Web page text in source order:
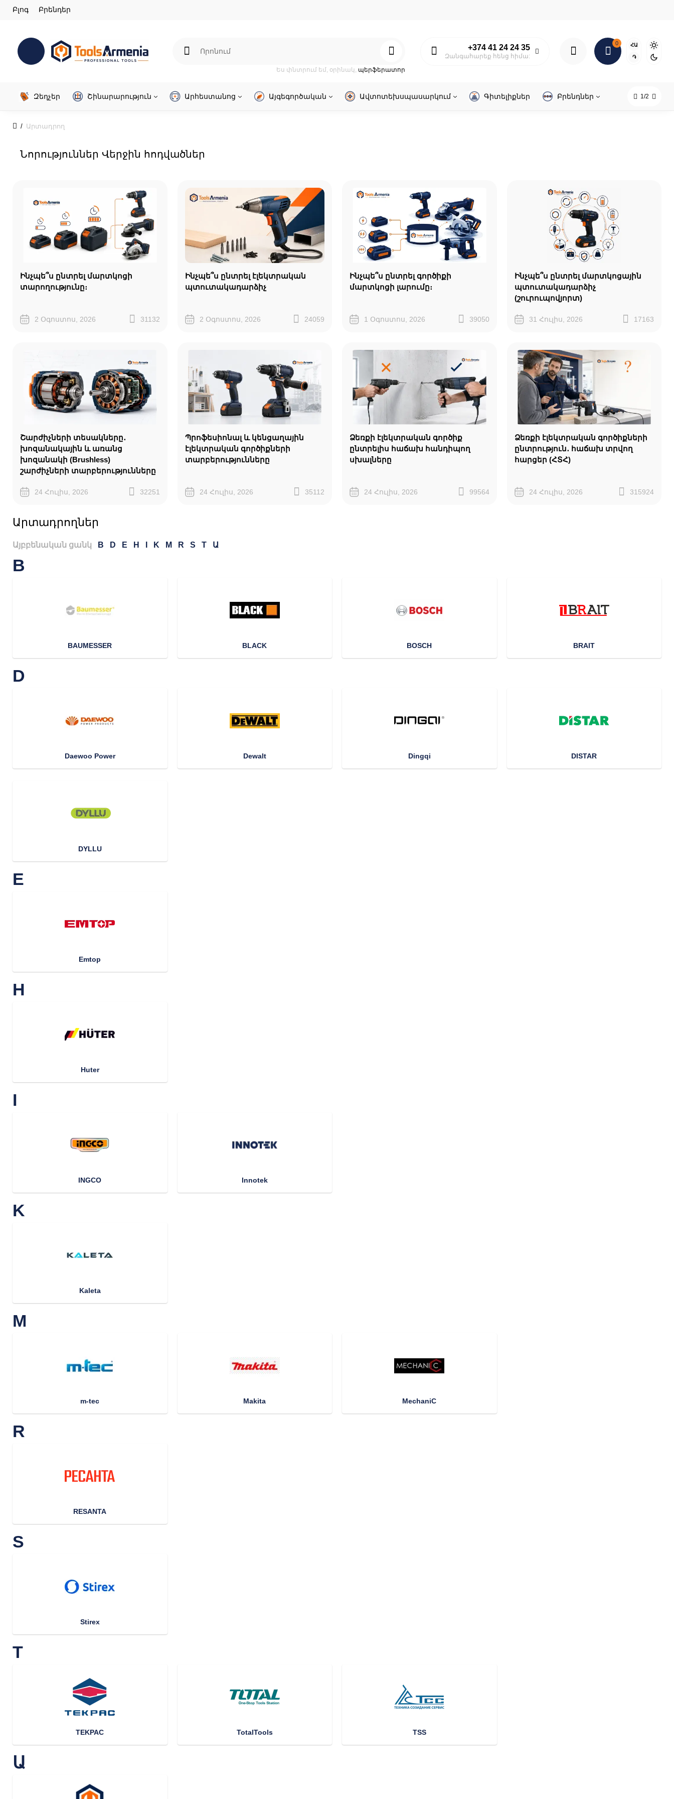
Բլոգ Բրենդեր
+374 41 24 24 35
Զանգահարեք հենց հիմա:
Ես փնտրում եմ, օրինակ, պերֆերատոր
0 ՀԱ
֏
Զեղչեր Շինարարություն Արհեստանոց Այգեգործական Ավտոտեխսպասարկում Գիտելիքներ Բրենդներ 1/2
Արտադրող
Նորություններ Վերջին հոդվածներ
Ինչպե՞ս ընտրել մարտկոցի
տարողությունը։
2 Օգոստոս, 2026 31132
Ինչպե՞ս ընտրել էլեկտրական
պտուտակադարձիչ
2 Օգոստոս, 2026 24059
Ինչպե՞ս ընտրել գործիքի
մարտկոցի լարումը։
1 Օգոստոս, 2026 39050
Ինչպե՞ս ընտրել մարտկոցային
պտուտակադարձիչ
(շուրուպովյորտ)
31 Հուլիս, 2026 17163
Շարժիչների տեսակները․
խոզանակային և առանց
խոզանակի (Brushless)
շարժիչների տարբերությունները
24 Հուլիս, 2026 32251
Պրոֆեսիոնալ և կենցաղային
էլեկտրական գործիքների
տարբերությունները
24 Հուլիս, 2026 35112
Ձեռքի էլեկտրական գործիք
ընտրելիս հաճախ հանդիպող
սխալները
24 Հուլիս, 2026 99564
Ձեռքի էլեկտրական գործիքների
ընտրություն․ հաճախ տրվող
հարցեր (ՀՏՀ)
24 Հուլիս, 2026 315924
Արտադրողներ
Այբբենական ցանկ B D E H K M R S T Ա
B
BAUMESSER BLACK BOSCH BRAIT
D
Daewoo Power Dewalt Dingqi DISTAR
DYLLU
E
Emtop
H
Huter
I
INGCO Innotek
K
Kaleta
M
m-tec Makita MechaniC
R
RESANTA
S
Stirex
T
TEKPAC TotalTools TSS
Ա